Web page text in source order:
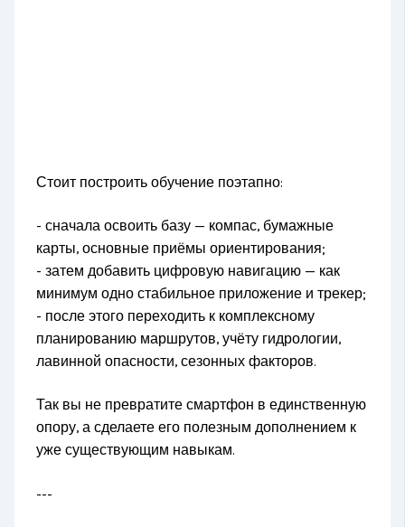
Стоит построить обучение поэтапно:
- сначала освоить базу — компас, бумажные
карты, основные приёмы ориентирования;
- затем добавить цифровую навигацию — как
минимум одно стабильное приложение и трекер;
- после этого переходить к комплексному
планированию маршрутов, учёту гидрологии,
лавинной опасности, сезонных факторов.
Так вы не превратите смартфон в единственную
опору, а сделаете его полезным дополнением к
уже существующим навыкам.
---